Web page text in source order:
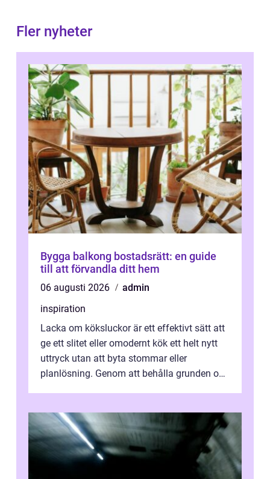
Fler nyheter
Bygga balkong bostadsrätt: en guide
till att förvandla ditt hem
06 augusti 2026
admin
inspiration
Lacka om köksluckor är ett effektivt sätt att
ge ett slitet eller omodernt kök ett helt nytt
uttryck utan att byta stommar eller
planlösning. Genom att behålla grunden och